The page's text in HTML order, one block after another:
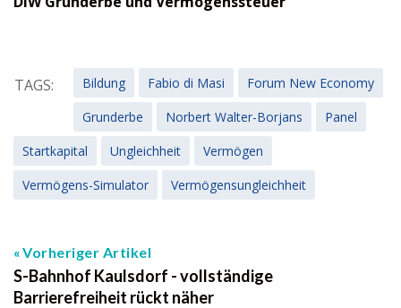
TAGS: Bildung Fabio di Masi
Forum New Economy
Grunderbe
Norbert Walter-Borjans
Panel
Startkapital
Ungleichheit
Vermögen
Vermögens-Simulator
Vermögensungleichheit
Vorheriger Artikel
S-Bahnhof Kaulsdorf - vollständige
Barrierefreiheit rückt näher